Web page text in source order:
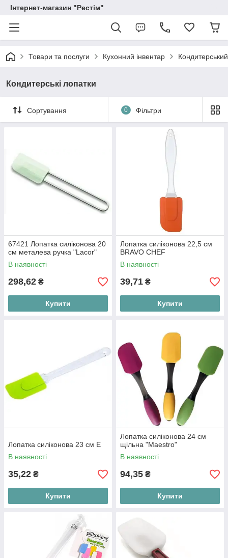
Інтернет-магазин "Рестім"
Товари та послуги Кухонний інвентар
Кондитерські лопатки
Сортування 0 Фільтри
67421 Лопатка силіконова 20
см металева ручка "Lacor"
В наявності
298,62 ₴
Купити
Лопатка силіконова 22,5 см
BRAVO CHEF
В наявності
39,71 ₴
Купити
Лопатка силіконова 23 см Е
В наявності
35,22 ₴
Купити
Лопатка силіконова 24 см
щільна "Maestro"
В наявності
94,35 ₴
Купити